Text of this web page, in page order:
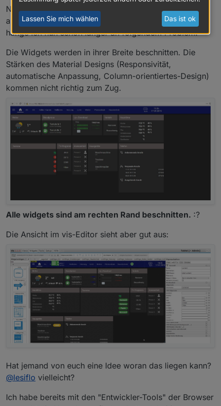
Nachdem ich Dein Projekt aber importiert und
angefangen habe an meine Bedürfnisse anzupassen,
hänge ich nun schon länger an folgendem Problem:
Die Widgets werden in ihrer Breite beschnitten. Die
Stärken des Material Designs (Responsivität,
automatische Anpassung, Column-orientiertes-Design)
kommen nicht richtig zum Zug.
Alle widgets sind am rechten Rand beschnitten. :?
Die Ansicht im vis-Editor sieht aber gut aus:
Hat jemand von euch eine Idee woran das liegen kann?
@lesiflo vielleicht?
Ich habe bereits mit den "Entwickler-Tools" der Browser
Lassen Sie mich wählen Das ist ok